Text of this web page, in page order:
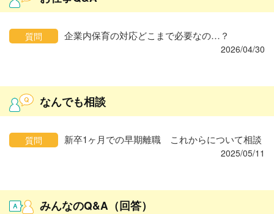
質問 企業内保育の対応どこまで必要なの…？
2026/04/30
なんでも相談
質問 新卒1ヶ月での早期離職 これからについて相談
2025/05/11
みんなのQ&A（回答）